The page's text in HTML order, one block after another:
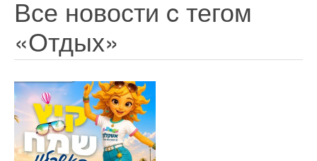
Все новости c тегом
«Отдых»